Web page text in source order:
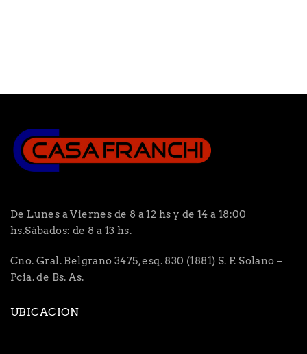
De Lunes a Viernes de 8 a 12 hs y de 14 a 18:00
hs.Sábados: de 8 a 13 hs.
Cno. Gral. Belgrano 3475, esq. 830 (1881) S. F. Solano –
Pcia. de Bs. As.
UBICACION